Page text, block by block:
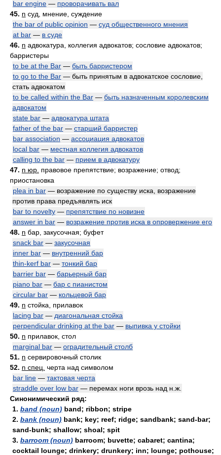
bar engine — проворачивать вал
45. n суд, мнение, суждение
the bar of public opinion — суд общественного мнения
at bar — в суде
46. n адвокатура, коллегия адвокатов; сословие адвокатов;
барристеры
to be at the Bar — быть барристером
to go to the Bar — быть принятым в адвокатское сословие,
стать адвокатом
to be called within the Bar — быть назначенным королевским
адвокатом
state bar — адвокатура штата
father of the bar — старший барристер
bar association — ассоциация адвокатов
local bar — местная коллегия адвокатов
calling to the bar — прием в адвокатуру
47. n юр. правовое препятствие; возражение; отвод;
приостановка
plea in bar — возражение по существу иска, возражение
против права предъявлять иск
bar to novelty — препятствие по новизне
answer in bar — возражение против иска в опровержение его
48. n бар, закусочная; буфет
snack bar — закусочная
inner bar — внутренний бар
thin-kerf bar — тонкий бар
barrier bar — барьерный бар
piano bar — бар с пианистом
circular bar — кольцевой бар
49. n стойка, прилавок
lacing bar — диагональная стойка
perpendicular drinking at the bar — выпивка у стойки
50. n прилавок, стол
marginal bar — оградительный столб
51. n сервировочный столик
52. n спец. черта над символом
bar line — тактовая черта
straddle over low bar — перемах ноги врозь над н.ж.
Синонимический ряд:
1. band (noun) band; ribbon; stripe
2. bank (noun) bank; key; reef; ridge; sandbank; sand-bar;
sand-bunk; shallow; shoal; spit
3. barroom (noun) barroom; buvette; cabaret; cantina;
cocktail lounge; drinkery; drunkery; inn; lounge; pothouse;